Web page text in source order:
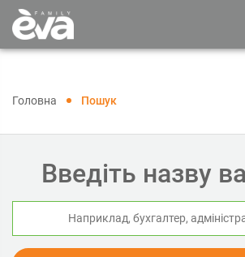
Головна Пошук
Введіть назву